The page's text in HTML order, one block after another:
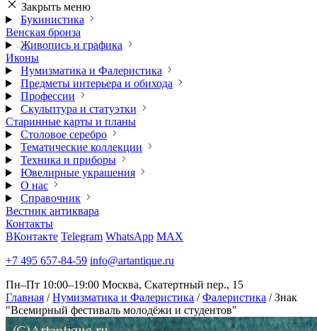
Закрыть меню
Букинистика
Венская бронза
Живопись и графика
Иконы
Нумизматика и Фалеристика
Предметы интерьера и обихода
Профессии
Скульптура и статуэтки
Старинные карты и планы
Столовое серебро
Тематические коллекции
Техника и приборы
Ювелирные украшения
О нас
Справочник
Вестник антиквара
Контакты
ВКонтакте Telegram WhatsApp MAX
+7 495 657-84-59 info@artantique.ru
Пн–Пт 10:00–19:00 Москва, Скатертный пер., 15
Главная / Нумизматика и Фалеристика / Фалеристика / Знак
"Всемирный фестиваль молодёжи и студентов"